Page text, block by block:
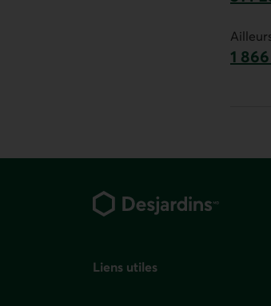
Ce
1
Liens utiles